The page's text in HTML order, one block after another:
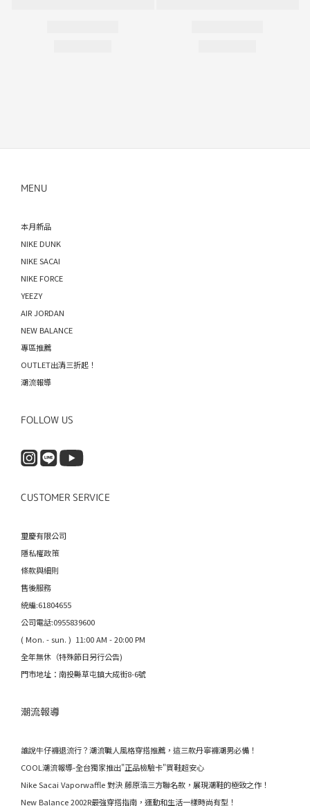
MENU
本月新品
NIKE DUNK
NIKE SACAI
NIKE FORCE
YEEZY
AIR JORDAN
NEW BALANCE
專區推薦
OUTLET出清三折起！
潮流報導
FOLLOW US
CUSTOMER SERVICE
璽慶有限公司
隱私權政策
條款與細則
售後服務
統編:61804655
公司電話:0955839600
( Mon. - sun. ) 11:00 AM - 20:00 PM
全年無休（特殊節日另行公告)
門市地址：南投縣草屯鎮大成街8-6號
潮流報導
誰說牛仔褲退流行？潮流職人風格穿搭推薦，這三款丹寧褲潮男必備！
COOL潮流報導-全台獨家推出"正品檢驗卡"買鞋超安心
Nike Sacai Vaporwaffle 對決 藤原浩三方聯名款，展現潮鞋的極致之作！
New Balance 2002R最強穿搭指南，運動和生活一樣時尚有型！